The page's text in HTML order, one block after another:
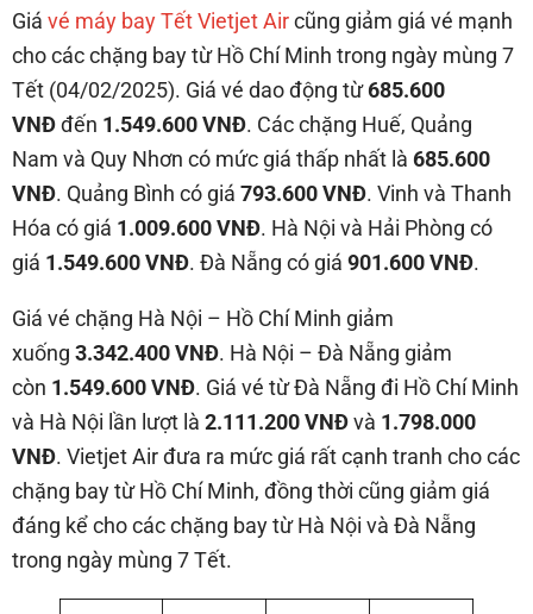
Giá vé máy bay Tết Vietjet Aircũng giảm giá vé mạnh
cho các chặng bay từ Hồ Chí Minh trong ngày mùng 7
Tết (04/02/2025). Giá vé dao động từ685.600
VNĐđến 1.549.600 VNĐ. Các chặng Huế, Quảng
Nam và Quy Nhơn có mức giá thấp nhất là 685.600
VNĐ. Quảng Bình có giá 793.600 VNĐ. Vinh và Thanh
Hóa có giá 1.009.600 VNĐ. Hà Nội và Hải Phòng có
giá 1.549.600 VNĐ. Đà Nẵng có giá 901.600 VNĐ.
Giá vé chặng Hà Nội – Hồ Chí Minh giảm
xuống 3.342.400 VNĐ. Hà Nội – Đà Nẵng giảm
còn 1.549.600 VNĐ. Giá vé từ Đà Nẵng đi Hồ Chí Minh
và Hà Nội lần lượt là 2.111.200 VNĐvà 1.798.000
VNĐ. Vietjet Air đưa ra mức giá rất cạnh tranh cho các
chặng bay từ Hồ Chí Minh, đồng thời cũng giảm giá
đáng kể cho các chặng bay từ Hà Nội và Đà Nẵng
trong ngày mùng 7 Tết.